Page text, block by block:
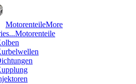
MotorenteileMore
Motorenteile